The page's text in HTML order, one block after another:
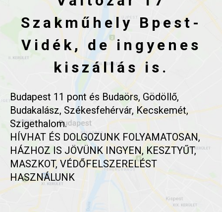
Szakműhely Bpest-
Vidék, de ingyenes
kiszállás is.
Budapest 11 pont és Budaörs, Gödöllő,
Budakalász, Székesfehérvár, Kecskemét,
Szigethalom.
HÍVHAT ÉS DOLGOZUNK FOLYAMATOSAN,
HÁZHOZ IS JÖVÜNK INGYEN, KESZTYŰT,
MASZKOT, VÉDŐFELSZERELÉST
HASZNÁLUNK